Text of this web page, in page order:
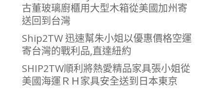
古董玻璃廚櫃用大型木箱從美國加州寄
送回到台灣
Ship2TW 迅速幫朱小姐以優惠價格空運
寄台灣的戰利品,直達紐約
SHIP2TW順利將熱愛精品家具張小姐從
美國海運ＲＨ家具安全送到日本東京